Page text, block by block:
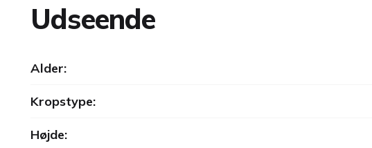
Udseende
Alder:
Kropstype:
Højde: